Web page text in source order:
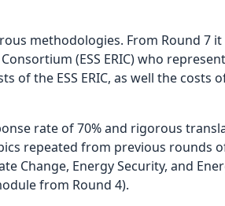
methodologies. From Round 7
(ESS ERIC) who
the ESS ERIC, as well the costs
rate of 70% and rigorous
repeated from previous rounds
Change, Energy Security, and
from Round 4).